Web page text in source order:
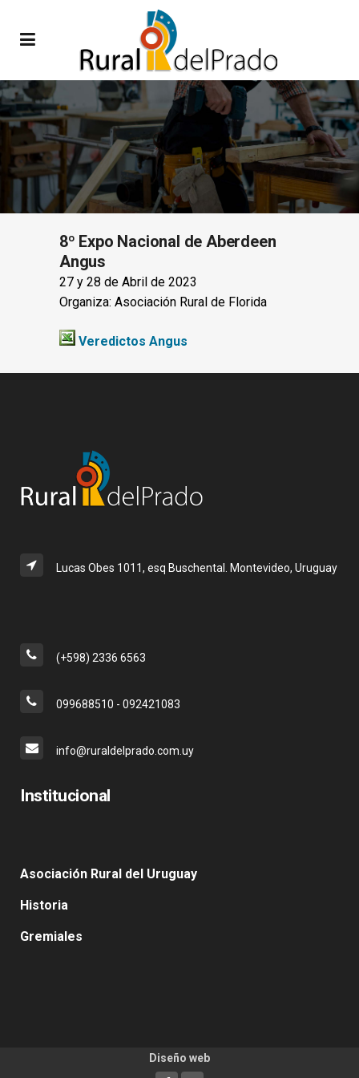
8º Expo Nacional de Aberdeen
Angus
27 y 28 de Abril de 2023
Organiza: Asociación Rural de Florida
Veredictos Angus
Lucas Obes 1011, esq Buschental. Montevideo, Uruguay
(+598) 2336 6563
099688510 - 092421083
info@ruraldelprado.com.uy
Institucional
Asociación Rural del Uruguay
Historia
Gremiales
Diseño web